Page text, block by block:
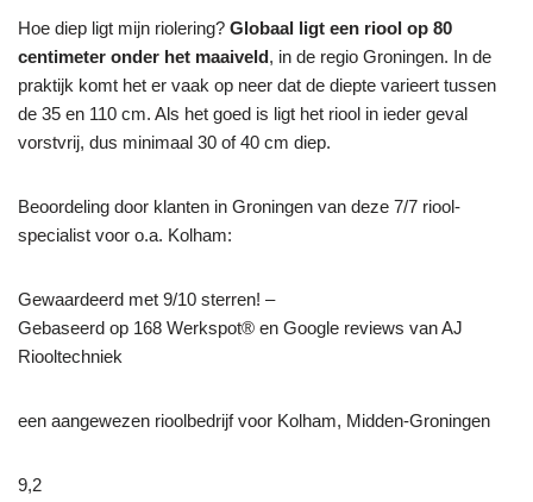
Hoe diep ligt mijn riolering? Globaal ligt een riool op 80
centimeter onder het maaiveld, in de regio Groningen. In de
praktijk komt het er vaak op neer dat de diepte varieert tussen
de 35 en 110 cm. Als het goed is ligt het riool in ieder geval
vorstvrij, dus minimaal 30 of 40 cm diep.
Beoordeling door klanten in Groningen van deze 7/7 riool-
specialist voor o.a. Kolham:
Gewaardeerd met 9/10 sterren! –
Gebaseerd op 168 Werkspot® en Google reviews van AJ
Riooltechniek
een aangewezen rioolbedrijf voor Kolham, Midden-Groningen
9,2